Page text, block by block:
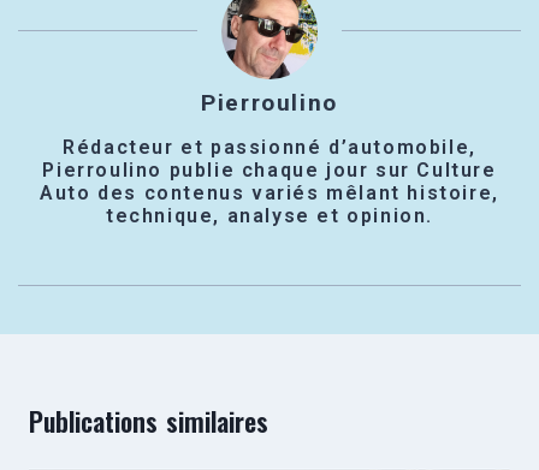
Pierroulino
Rédacteur et passionné d’automobile,
Pierroulino publie chaque jour sur Culture
Auto des contenus variés mêlant histoire,
technique, analyse et opinion.
Publications similaires